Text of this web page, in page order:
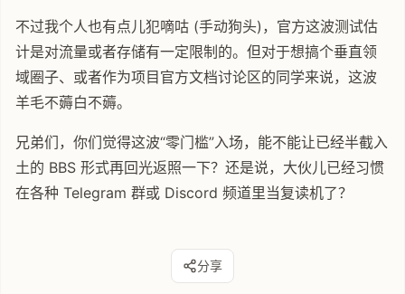
不过我个人也有点儿犯嘀咕 (手动狗头)，官方这波测试估
计是对流量或者存储有一定限制的。但对于想搞个垂直领
域圈子、或者作为项目官方文档讨论区的同学来说，这波
羊毛不薅白不薅。
兄弟们，你们觉得这波“零门槛”入场，能不能让已经半截入
土的 BBS 形式再回光返照一下？还是说，大伙儿已经习惯
在各种 Telegram 群或 Discord 频道里当复读机了？
分享